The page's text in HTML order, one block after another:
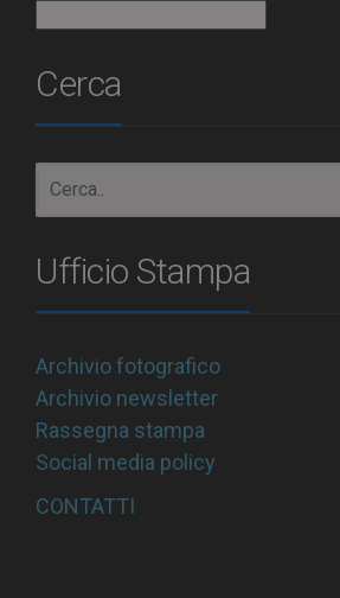
Cerca
Ufficio Stampa
Archivio fotografico
Archivio newsletter
Rassegna stampa
Social media policy
CONTATTI